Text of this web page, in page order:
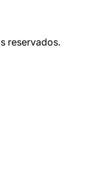
reservados.